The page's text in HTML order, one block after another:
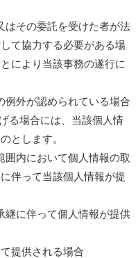
はその委託を受けた者が法
て協力する必要がある場
により当該事務の遂行に
例外が認められている場合
る場合には、当該個人情
とします。
囲内において個人情報の取
伴って当該個人情報が提
継に伴って個人情報が提供
提供される場合